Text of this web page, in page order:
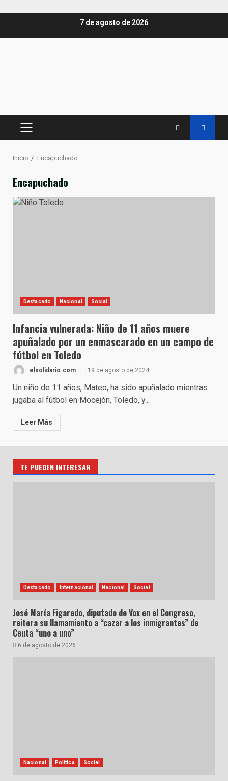
7 de agosto de 2026
MENÚ
Inicio Encapuchado
Encapuchado
Destacado Nacional Social
Infancia vulnerada: Niño de 11 años muere
apuñalado por un enmascarado en un campo de
fútbol en Toledo
elsolidario.com 19 de agosto de 2024
Un niño de 11 años, Mateo, ha sido apuñalado mientras
jugaba al fútbol en Mocejón, Toledo, y...
Leer Más
TE PUEDEN INTERESAR
Destacado Internacional Nacional Social
José María Figaredo, diputado de Vox en el Congreso,
reitera su llamamiento a “cazar a los inmigrantes” de
Ceuta “uno a uno”
6 de agosto de 2026
Nacional Política Social